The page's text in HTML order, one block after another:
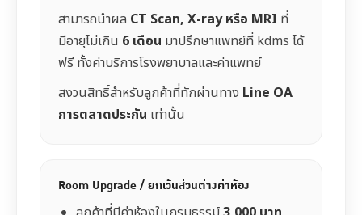
สามารถนำผล CT Scan, X-ray หรือ MRI ที่
มีอายุไม่เกิน 6 เดือน มาปรึกษาแพทย์ที่ kdms ได้
ฟรี ทั้งค่าบริการโรงพยาบาลและค่าแพทย์
สงวนสิทธิ์สำหรับลูกค้าที่ทักผ่านทาง Line OA
การตลาดประกัน เท่านั้น
Room Upgrade / ยกเว้นส่วนต่างค่าห้อง